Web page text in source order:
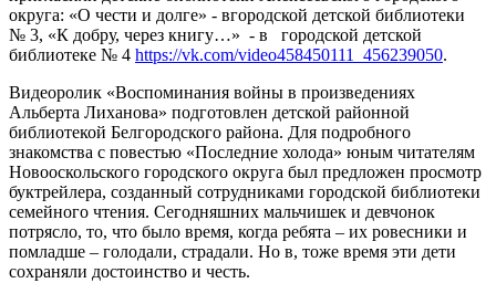
округа: «О чести и долге» - вгородской детской библиотеки
№ 3, «К добру, через книгу…» - в городской детской
библиотеке № 4 https://vk.com/video458450111_456239050.
Видеоролик «Воспоминания войны в произведениях
Альберта Лиханова» подготовлен детской районной
библиотекой Белгородского района. Для подробного
знакомства с повестью «Последние холода» юным читателям
Новооскольского городского округа был предложен просмотр
буктрейлера, созданный сотрудниками городской библиотеки
семейного чтения. Сегодняшних мальчишек и девчонок
потрясло, то, что было время, когда ребята – их ровесники и
помладше – голодали, страдали. Но в, тоже время эти дети
сохраняли достоинство и честь.